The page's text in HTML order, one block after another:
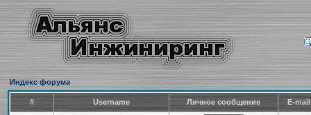
Индекс форума
# Username Личное сообщение E-